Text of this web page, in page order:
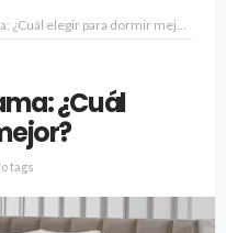
¿Cuál elegir para dormir mejor?
¿Cuál
tags